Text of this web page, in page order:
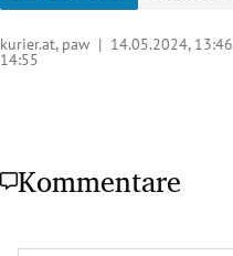
kurier.at, paw | 14.05.2024, 13:46
14:55
Kommentare